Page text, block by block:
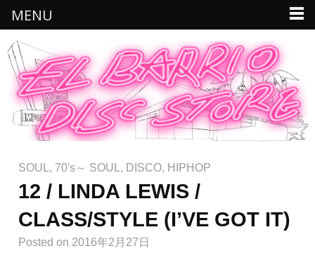
SOUL , 70's～ SOUL , DISCO, HIPHOP
12 / LINDA LEWIS /
CLASS/STYLE (I’VE GOT IT)
Posted on 2016年2月27日
MENU